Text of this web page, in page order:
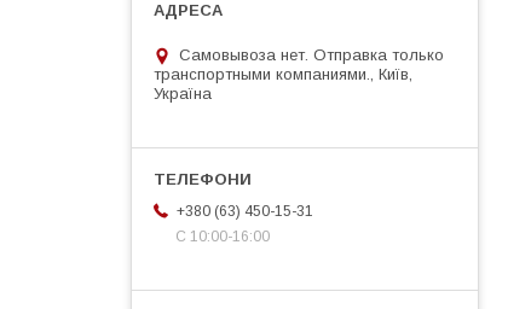
Самовывоза нет. Отправка только
транспортными компаниями., Київ,
Україна
+380 (63) 450-15-31
С 10:00-16:00